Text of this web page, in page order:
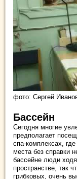
фото: Сергей
Бассейн
Сегодня многие
предполагает
спа-комплексах,
места без справки
бассейне люди
пространстве, так
грибковых, очень